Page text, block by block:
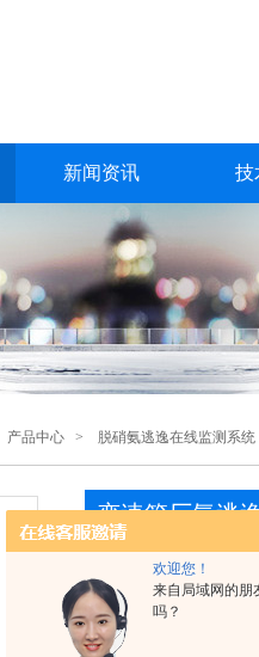
欢迎您！
来自局域网的朋
吗？
新闻资讯 技
产品中心 > 脱硝氨逃逸在线监测系统
变速箱厂氨逃
型 号
产品时间
所属分类